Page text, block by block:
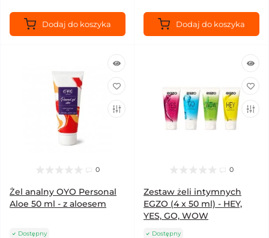
Dodaj do koszyka Dodaj do koszyka
0
Żel analny OYO Personal
Aloe 50 ml - z aloesem
Dostępny
0
Zestaw żeli intymnych
EGZO (4 x 50 ml) - HEY,
YES, GO, WOW
Dostępny